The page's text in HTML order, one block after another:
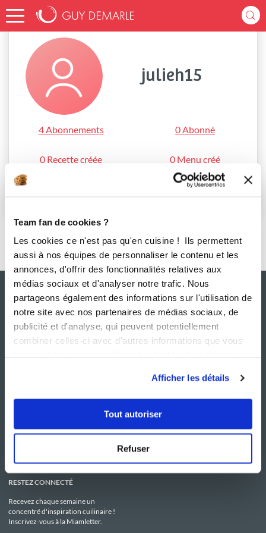
Team fan de cookies ?
Les cookies ce n'est pas qu'en cuisine ! Ils permettent
aussi à nos équipes de personnaliser le contenu et les
annonces, d'offrir des fonctionnalités relatives aux
médias sociaux et d'analyser notre trafic. Nous
partageons également des informations sur l'utilisation de
notre site avec nos partenaires de médias sociaux, de
publicité et d'analyse, qui peuvent potentiellement
combiner celles-ci avec d'autres informations que vous
Afficher les détails
Tout autoriser
Refuser
Accueil julieh15
julieh15
4 Abonnements 0 Abonné
0 Recette créée 0 Menu créé
Le Mag'
Boutique
C.G.U
Politique de confidentialité
Utilisation des Cookies
RESTEZ CONNECTÉ
Recevez chaque semaine un
concentré d'inspiration cuilinaire !
Inscrivez-vous à la Miamletter.